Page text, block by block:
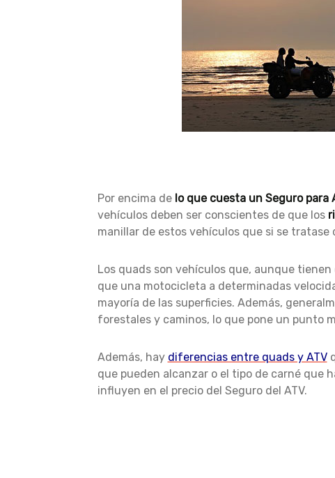
Por encima de lo que cuesta un Seguro para
vehículos deben ser conscientes de que los
manillar de estos vehículos que si se tratase
Los quads son vehículos que, aunque
que una motocicleta a determinadas
mayoría de las superficies. Además,
forestales y caminos, lo que pone un punto
Además, hay diferencias entre quads y ATV
que pueden alcanzar o el tipo de carné que
influyen en el precio del Seguro del ATV.